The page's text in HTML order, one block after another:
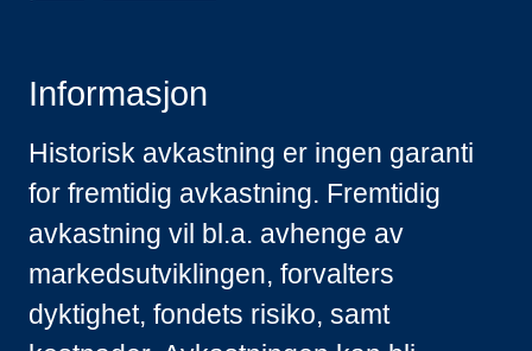
Informasjon
Historisk avkastning er ingen garanti
for fremtidig avkastning. Fremtidig
avkastning vil bl.a. avhenge av
markedsutviklingen, forvalters
dyktighet, fondets risiko, samt